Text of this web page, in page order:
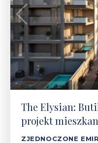
The Elysian:
projekt
ZJEDNOCZONE